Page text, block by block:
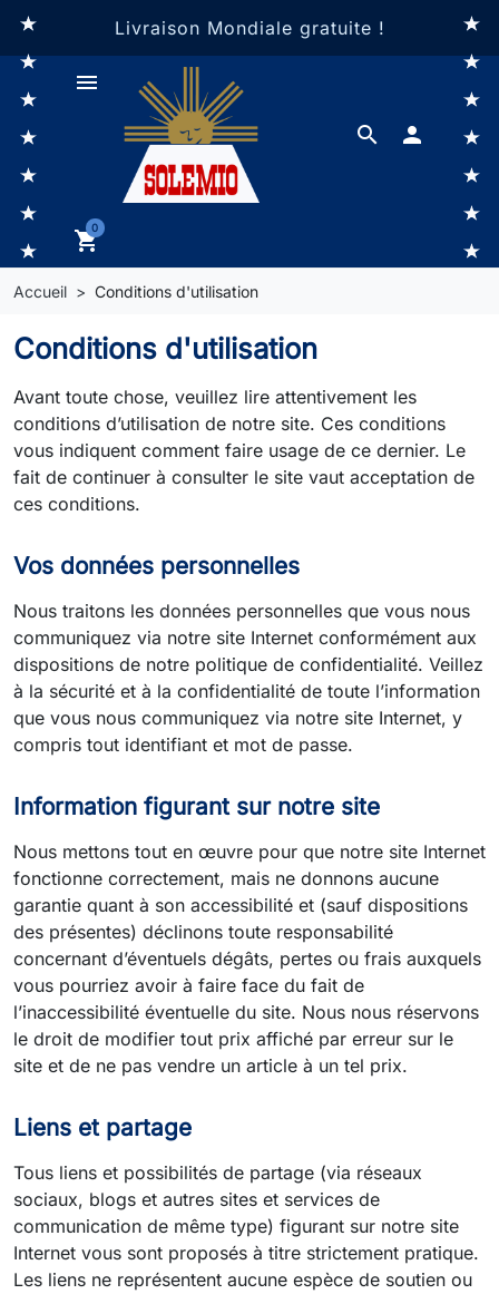
Livraison Mondiale gratuite !
search
menu

shopping_cart
0
Accueil Conditions d'utilisation
Conditions d'utilisation
Avant toute chose, veuillez lire attentivement les
conditions d’utilisation de notre site. Ces conditions
vous indiquent comment faire usage de ce dernier. Le
fait de continuer à consulter le site vaut acceptation de
ces conditions.
Vos données personnelles
Nous traitons les données personnelles que vous nous
communiquez via notre site Internet conformément aux
dispositions de notre politique de confidentialité. Veillez
à la sécurité et à la confidentialité de toute l’information
que vous nous communiquez via notre site Internet, y
compris tout identifiant et mot de passe.
Information figurant sur notre site
Nous mettons tout en œuvre pour que notre site Internet
fonctionne correctement, mais ne donnons aucune
garantie quant à son accessibilité et (sauf dispositions
des présentes) déclinons toute responsabilité
concernant d’éventuels dégâts, pertes ou frais auxquels
vous pourriez avoir à faire face du fait de
l’inaccessibilité éventuelle du site. Nous nous réservons
le droit de modifier tout prix affiché par erreur sur le
site et de ne pas vendre un article à un tel prix.
Liens et partage
Tous liens et possibilités de partage (via réseaux
sociaux, blogs et autres sites et services de
communication de même type) figurant sur notre site
Internet vous sont proposés à titre strictement pratique.
Les liens ne représentent aucune espèce de soutien ou